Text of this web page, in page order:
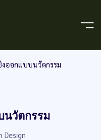
ออกแบบนวัตกรรม
นวัตกรรม
Design